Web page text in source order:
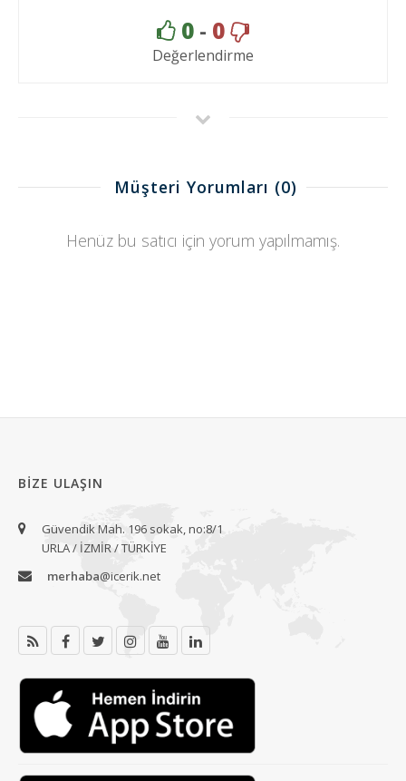
0 - 0
Değerlendirme
Müşteri Yorumları (0)
Henüz bu satıcı için yorum yapılmamış.
BIZE ULAŞIN
Güvendik Mah. 196 sokak, no:8/1
URLA / İZMİR / TÜRKİYE
merhaba@icerik.net